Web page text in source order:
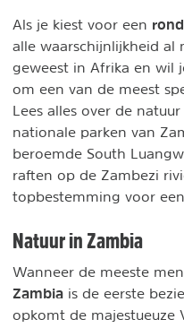
Als je kiest voor een
alle waarschijnlijkheid al
geweest in Afrika en wil
om een van de meest
Lees alles over de
nationale parken van
beroemde South
raften op de Zambezi
topbestemming voor
Natuur in Zambia
Wanneer de meeste
Zambia is de eerste
opkomt de majestueuze